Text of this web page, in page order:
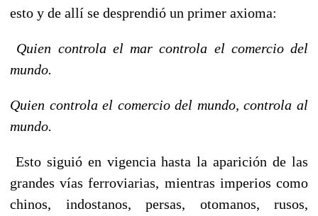
esto y de allí se desprendió un primer axioma:
Quien controla el mar controla el comercio del
mundo.
Quien controla el comercio del mundo, controla al
mundo.
Esto siguió en vigencia hasta la aparición de las
grandes vías ferroviarias, mientras imperios como
chinos, indostanos, persas, otomanos, rusos,